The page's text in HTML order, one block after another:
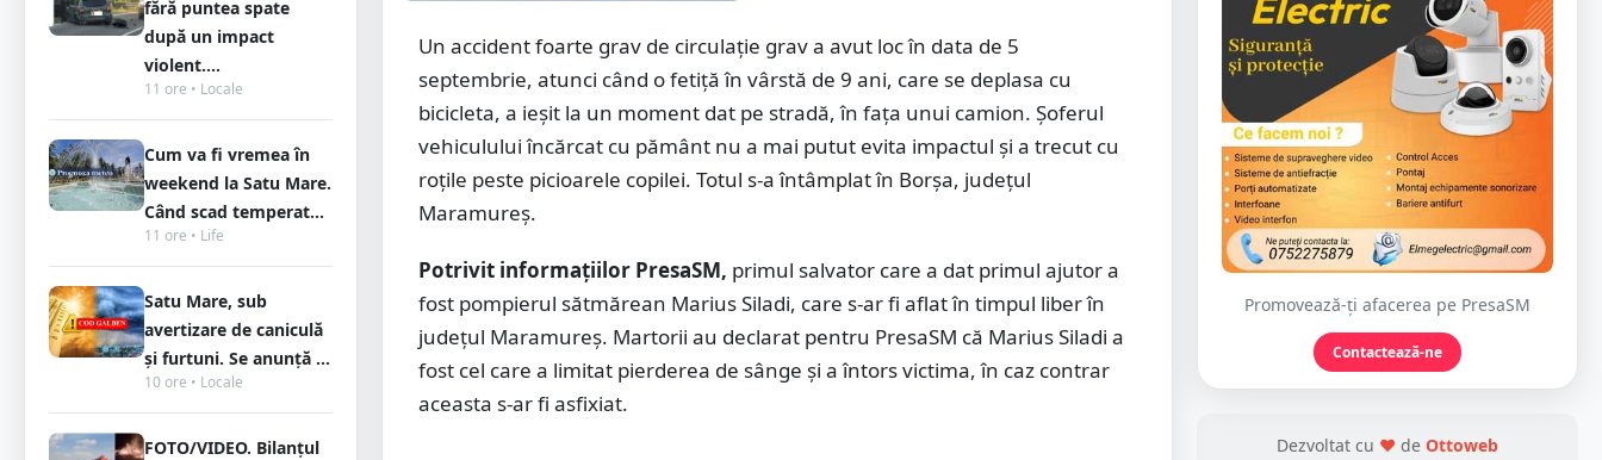
fără puntea spate
după un impact
violent....
11 ore • Locale
Cum va fi vremea în
weekend la Satu Mare.
Când scad temperat...
11 ore • Life
Satu Mare, sub
avertizare de caniculă
și furtuni. Se anunță ...
10 ore • Locale
FOTO/VIDEO. Bilanțul
Un accident foarte grav de circulație grav a avut loc în data de 5
septembrie, atunci când o fetiță în vârstă de 9 ani, care se deplasa cu
bicicleta, a ieșit la un moment dat pe stradă, în fața unui camion. Șoferul
vehiculului încărcat cu pământ nu a mai putut evita impactul și a trecut cu
roțile peste picioarele copilei. Totul s-a întâmplat în Borșa, județul
Maramureș.
Potrivit informațiilor PresaSM, primul salvator care a dat primul ajutor a
fost pompierul sătmărean Marius Siladi, care s-ar fi aflat în timpul liber în
județul Maramureș. Martorii au declarat pentru PresaSM că Marius Siladi a
fost cel care a limitat pierderea de sânge și a întors victima, în caz contrar
aceasta s-ar fi asfixiat.
Promovează-ți afacerea pe PresaSM
Contactează-ne
Dezvoltat cu ❤ de Ottoweb